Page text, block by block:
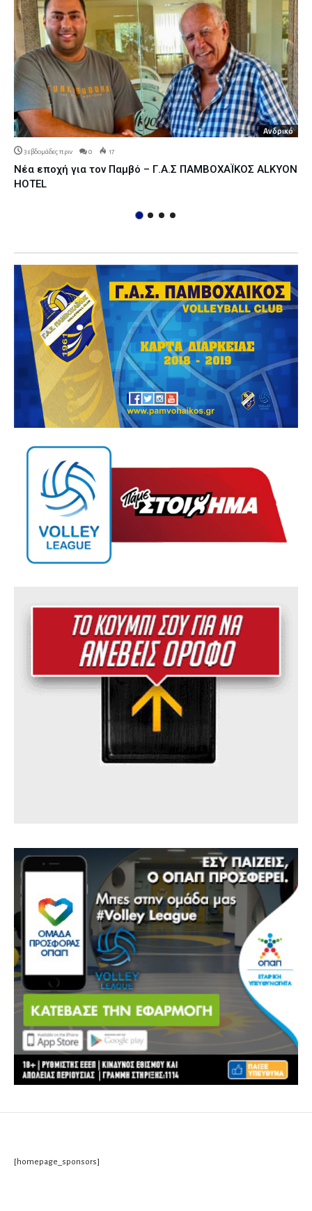
Ανδρικό
3 εβδομάδες πριν 0 17
Νέα εποχή για τον Παμβό – Γ.Α.Σ ΠΑΜΒΟΧΑΪΚΟΣ ALKYON
HOTEL
[homepage_sponsors]